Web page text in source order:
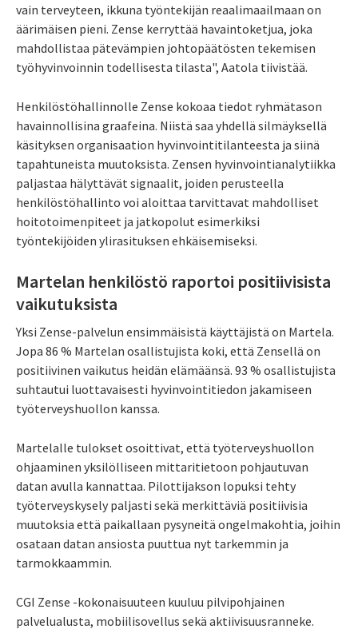
vain terveyteen, ikkuna työntekijän reaalimaailmaan on
äärimäisen pieni. Zense kerryttää havaintoketjua, joka
mahdollistaa pätevämpien johtopäätösten tekemisen
työhyvinvoinnin todellisesta tilasta", Aatola tiivistää.
Henkilöstöhallinnolle Zense kokoaa tiedot ryhmätason
havainnollisina graafeina. Niistä saa yhdellä silmäyksellä
käsityksen organisaation hyvinvointitilanteesta ja siinä
tapahtuneista muutoksista. Zensen hyvinvointianalytiikka
paljastaa hälyttävät signaalit, joiden perusteella
henkilöstöhallinto voi aloittaa tarvittavat mahdolliset
hoitotoimenpiteet ja jatkopolut esimerkiksi
työntekijöiden ylirasituksen ehkäisemiseksi.
Martelan henkilöstö raportoi positiivisista
vaikutuksista
Yksi Zense-palvelun ensimmäisistä käyttäjistä on Martela.
Jopa 86 % Martelan osallistujista koki, että Zensellä on
positiivinen vaikutus heidän elämäänsä. 93 % osallistujista
suhtautui luottavaisesti hyvinvointitiedon jakamiseen
työterveyshuollon kanssa.
Martelalle tulokset osoittivat, että työterveyshuollon
ohjaaminen yksilölliseen mittaritietoon pohjautuvan
datan avulla kannattaa. Pilottijakson lopuksi tehty
työterveyskysely paljasti sekä merkittäviä positiivisia
muutoksia että paikallaan pysyneitä ongelmakohtia, joihin
osataan datan ansiosta puuttua nyt tarkemmin ja
tarmokkaammin.
CGI Zense -kokonaisuuteen kuuluu pilvipohjainen
palvelualusta, mobiilisovellus sekä aktiivisuusranneke.